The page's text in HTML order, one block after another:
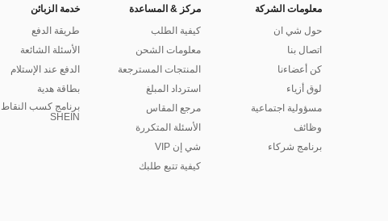
معلومات الشركة
حول شي ان
اتصال بنا
كن أعضاءنا
لوق أزياء
مسؤولية اجتماعية
وظائف
برنامج شركاء
مركز & المساعدة
كيفية الطلب
معلومات الشحن
المنتجات المسترجعة
استرداد المبلغ
مرجع المقاس
الأسئلة المتكررة
شي إن VIP
كيفية تتبع طلبك
خدمة الزبائن
طريقة الدفع
الأسئلة الشائعة
الدفع عند الإستلام
بطاقة هدية
برنامج كسب النقاط
SHEIN